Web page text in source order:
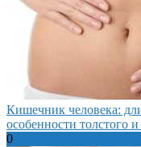
Кишечник человека:
особенности толстого
0